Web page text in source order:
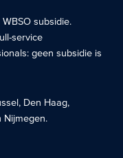
WBSO subsidie.
service
geen subsidie is
, Den Haag,
Nijmegen.